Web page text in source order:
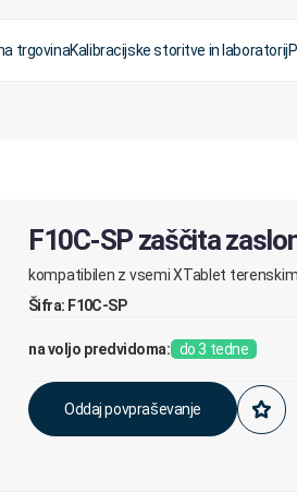
trgovinaKalibracijske storitve in laboratorij
F10C-SP zaščita
kompatibilen z vsemi XTablet
Šifra: F10C-SP
na voljo predvidoma: do 3 tedne
Oddaj povpraševanje